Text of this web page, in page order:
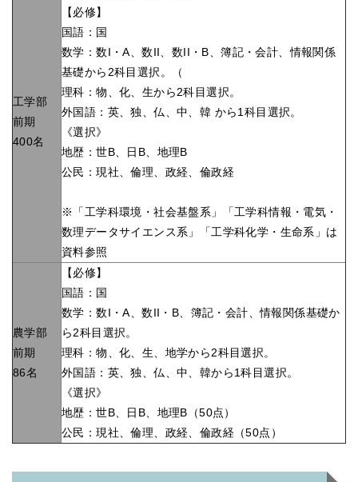
工学部
前期
400名
【必修】
国語：国
数学：数I・A、数II、数II・B、簿記・会計、情報関係
基礎から2科目選択。（
理科：物、化、生から2科目選択。
外国語：英、独、仏、中、韓 から1科目選択。
《選択》
地歴：世B、日B、地理B
公民：現社、倫理、政経、倫政経
※「工学科環境・社会基盤系」「工学科情報・電気・
数理データサイエンス系」「工学科化学・生命系」は
資料参照
農学部
前期
86名
【必修】
国語：国
数学：数I・A、数II・B、簿記・会計、情報関係基礎か
ら2科目選択。
理科：物、化、生、地学から2科目選択。
外国語：英、独、仏、中、韓から1科目選択。
《選択》
地歴：世B、日B、地理B（50点）
公民：現社、倫理、政経、倫政経（50点）